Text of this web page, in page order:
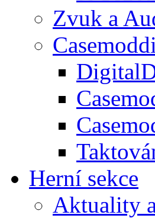
Zvuk a
Herní sekce
Aktuality